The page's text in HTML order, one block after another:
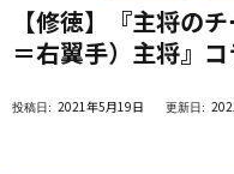
【修徳】『主将の
＝右翼手）主将』
2021年5月19日